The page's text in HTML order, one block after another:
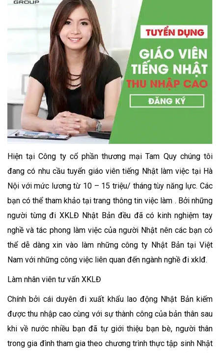
Hiện tại Công ty cổ phần thương mại Tam Quy chúng tôi
đang có nhu cầu tuyển giáo viên tiếng Nhật làm việc tại Hà
Nội với mức lương từ 10 – 15 triệu/ tháng tùy năng lực. Các
bạn có thể tham khảo tại trang thông tin việc làm . Bởi những
người từng đi XKLĐ Nhật Bản đều đã có kinh nghiệm tay
nghề và tác phong làm việc của người Nhật nên các bạn có
thể dễ dàng xin vào làm những công ty Nhật Bản tại Việt
Nam với những công việc liên quan đến ngành nghề đi xklđ.
Làm nhân viên tư vấn XKLĐ
Chính bởi cái duyên đi xuất khẩu lao động Nhật Bản kiếm
được thu nhập cao cùng với sự thành công của bản thân sau
khi về nước nhiều bạn đã tự giới thiệu bạn bè, người thân
trong gia đình tham gia theo chương trình thực tập sinh Nhật